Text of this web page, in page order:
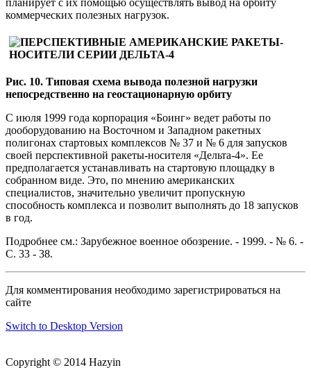
планирует с их помощью осуществлять вывод на орбиту
коммерческих полезных нагрузок.
Рис. 10. Типовая схема вывода полезной нагрузки
непосредственно на геостационарную орбиту
С июля 1999 года корпорация «Боинг» ведет работы по
дооборудованию на Восточном и Западном ракетных
полигонах стартовых комплексов № 37 и № 6 для запусков
своей перспективной ракеты-носителя «Дельта-4». Ее
предполагается устанавливать на стартовую площадку в
собранном виде. Это, по мнению американских
специалистов, значительно увеличит пропускную
способность комплекса и позволит выполнять до 18 запусков
в год.
Подробнее см.: Зарубежное военное обозрение. - 1999. - № 6. -
С. 33 - 38.
Для комментирования необходимо зарегистрироваться на
сайте
Switch to Desktop Version
Copyright © 2014 Hazyin